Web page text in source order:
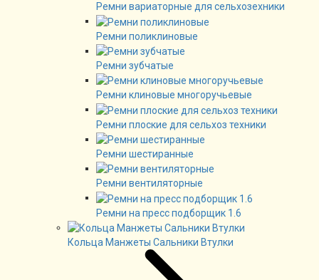
Ремни вариаторные для сельхозехники
Ремни поликлиновые
Ремни зубчатые
Ремни клиновые многоручьевые
Ремни плоские для сельхоз техники
Ремни шестиранные
Ремни вентиляторные
Ремни на пресс подборщик 1.6
Кольца Манжеты Сальники Втулки